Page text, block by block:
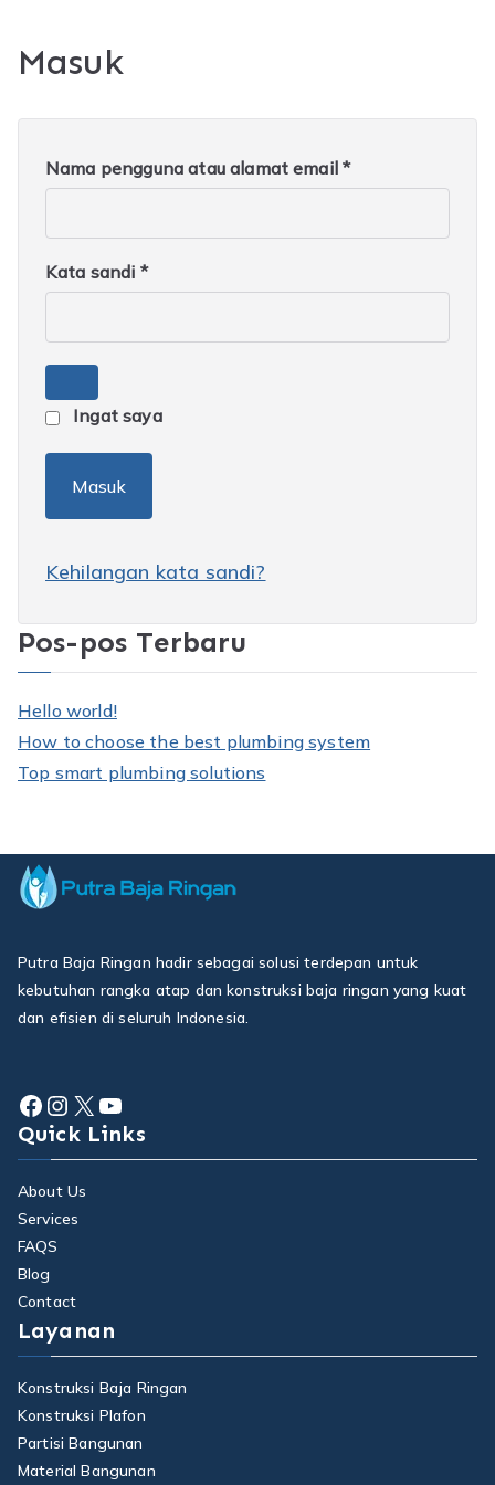
Masuk
Nama pengguna atau alamat email*W
b
Kata sandi *W
Ingat saya
Masuk
Kehilangan kata sandi?
Pos-pos Terbaru
Hello world!
How to choose the best plumbing system
Top smart plumbing solutions
Putra Baja Ringan hadir sebagai solusi terdepan untuk
kebutuhan rangka atap dan konstruksi baja ringan yang kuat
dan efisien di seluruh Indonesia.
Facebook
Instagram
X YouTube
Quick Links
About Us
Services
FAQS
Blog
Contact
Layanan
Konstruksi Baja Ringan
Konstruksi Plafon
Partisi Bangunan
Material Bangunan